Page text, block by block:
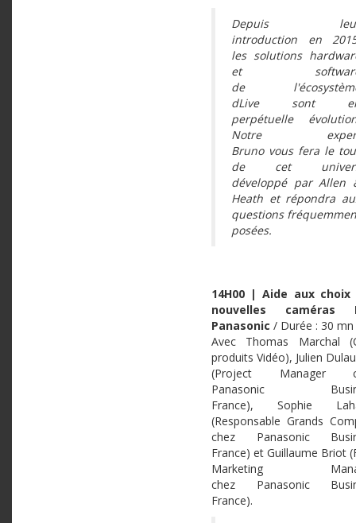
Depuis
introduction en
les solutions
et
de
dLive sont
perpétuelle
Notre
Bruno vous fera le
de cet
développé par Allen
Heath et répondra
questions
posées.
14H00 | Aide aux choix
nouvelles caméras
Panasonic / Durée : 30 mn
Avec Thomas Marchal
produits Vidéo), Julien
(Project Manager
Panasonic
France), Sophie
(Responsable Grands
chez Panasonic
France) et Guillaume Briot
Marketing
chez Panasonic
France).